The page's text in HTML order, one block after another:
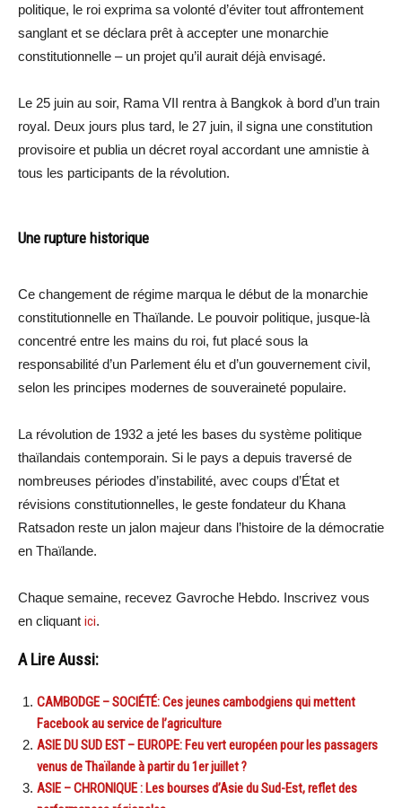
politique, le roi exprima sa volonté d’éviter tout affrontement
sanglant et se déclara prêt à accepter une monarchie
constitutionnelle – un projet qu’il aurait déjà envisagé.
Le 25 juin au soir, Rama VII rentra à Bangkok à bord d’un train
royal. Deux jours plus tard, le 27 juin, il signa une constitution
provisoire et publia un décret royal accordant une amnistie à
tous les participants de la révolution.
Une rupture historique
Ce changement de régime marqua le début de la monarchie
constitutionnelle en Thaïlande. Le pouvoir politique, jusque-là
concentré entre les mains du roi, fut placé sous la
responsabilité d’un Parlement élu et d’un gouvernement civil,
selon les principes modernes de souveraineté populaire.
La révolution de 1932 a jeté les bases du système politique
thaïlandais contemporain. Si le pays a depuis traversé de
nombreuses périodes d’instabilité, avec coups d’État et
révisions constitutionnelles, le geste fondateur du Khana
Ratsadon reste un jalon majeur dans l’histoire de la démocratie
en Thaïlande.
Chaque semaine, recevez Gavroche Hebdo. Inscrivez vous
en cliquant ici.
A Lire Aussi:
CAMBODGE – SOCIÉTÉ: Ces jeunes cambodgiens qui mettent
Facebook au service de l’agriculture
ASIE DU SUD EST – EUROPE: Feu vert européen pour les passagers
venus de Thaïlande à partir du 1er juillet ?
ASIE – CHRONIQUE : Les bourses d’Asie du Sud-Est, reflet des